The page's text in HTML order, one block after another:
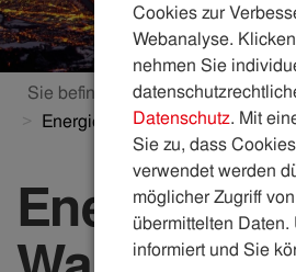
Sie befinden sich hier: ikb.at
Energielenkung: Was passiert
Cookies zur
Webanalyse.
nehmen Sie
Datenschutz. Mit
Sie zu, dass
verwendet werden
möglicher Zugriff
übermittelten
informiert und Sie